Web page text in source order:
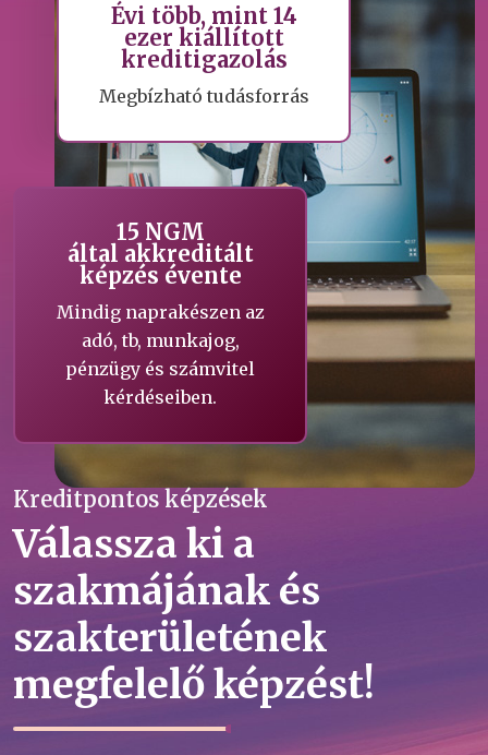
Évi több, mint 14
ezer kiállított
kreditigazolás
Megbízható tudásforrás
15 NGM
által akkreditált
képzés évente
Mindig naprakészen az
adó, tb, munkajog,
pénzügy és számvitel
kérdéseiben.
Kreditpontos képzések
Válassza ki a
szakmájának és
szakterületének
megfelelő képzést!